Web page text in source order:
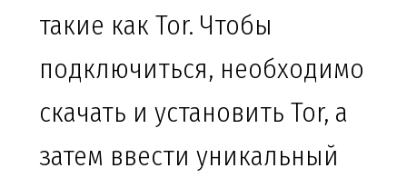
такие как Tor. Чтобы
подключиться, необходимо
скачать и установить Tor, а
затем ввести уникальный